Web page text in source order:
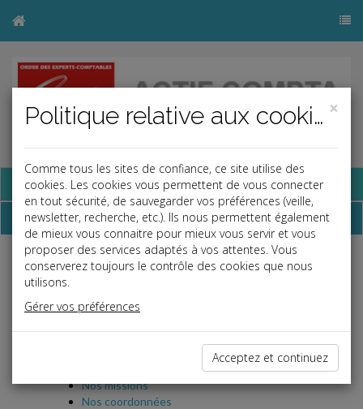
Base documentaire
Plan
Plan du site
Accueil
Site du cabinet
Nos missions
Nos coordonnées
×
Politique relative aux cookies
Comme tous les sites de confiance, ce site utilise des
cookies. Les cookies vous permettent de vous connecter
en tout sécurité, de sauvegarder vos préférences (veille,
newsletter, recherche, etc.). Ils nous permettent également
de mieux vous connaitre pour mieux vous servir et vous
proposer des services adaptés à vos attentes. Vous
conserverez toujours le contrôle des cookies que nous
utilisons.
Gérer vos préférences
Acceptez et continuez